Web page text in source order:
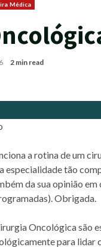
Médica
2 min read
a rotina de um
especialidade tão
da sua opinião
Obrigada.
Oncológica são
para lidar